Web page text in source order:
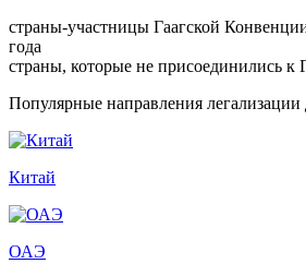
страны-участницы Гаагской
года
страны, которые не присоединились к
Популярные направления легализации
Китай
ОАЭ